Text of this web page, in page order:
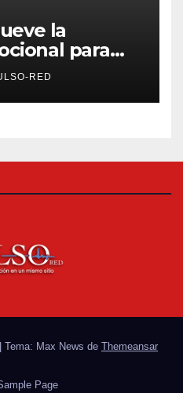
la
para
y docentes
RED
Tema: Max News de Themeansar
Page